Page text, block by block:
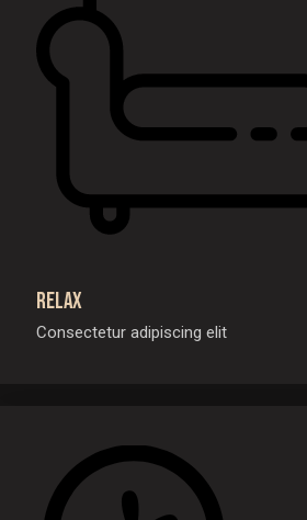
Relax
Consectetur adipiscing elit